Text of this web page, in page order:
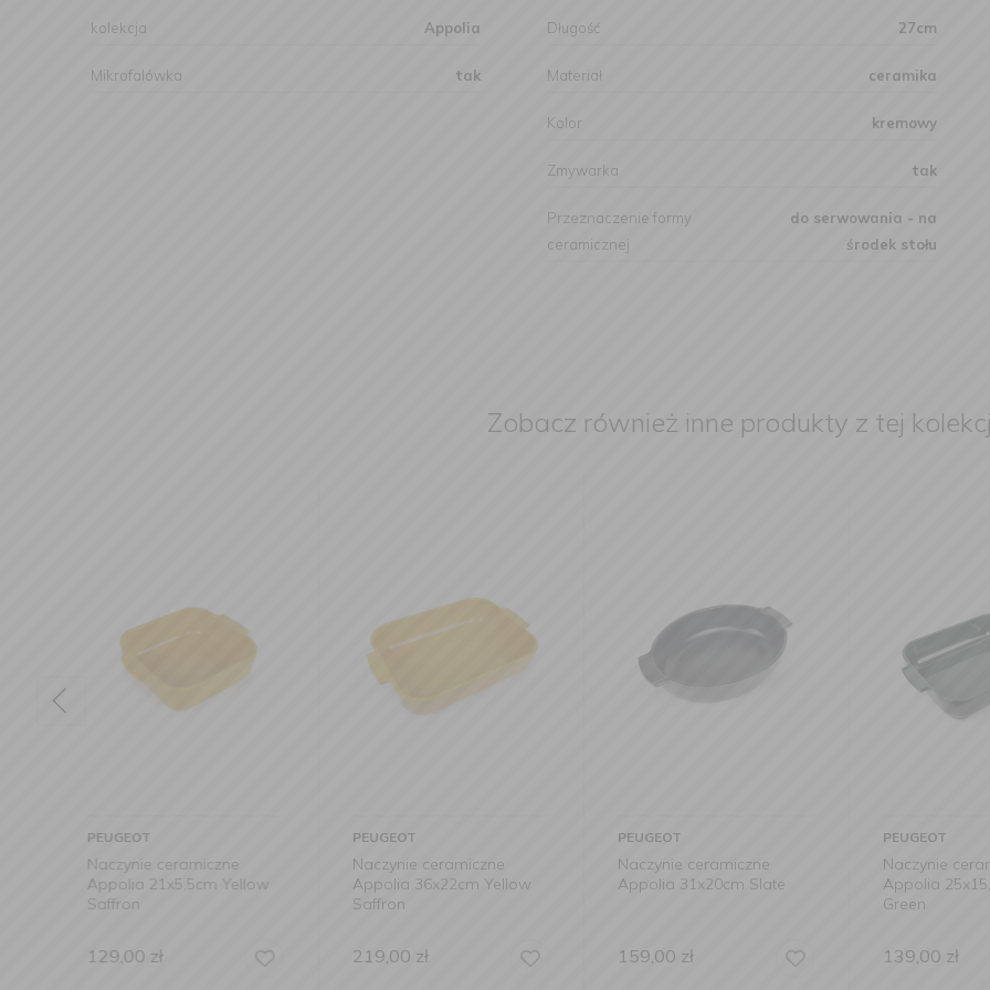
kolekcja Appolia
Mikrofalówka tak
Długość 27cm
Materiał ceramika
Kolor kremowy
Zmywarka tak
Przeznaczenie formy
ceramicznej
do serwowania - na
środek stołu
Zobacz również inne produkty z tej
PEUGEOT
Naczynie ceramiczne
Appolia 36x22cm Yellow
Saffron
219,00
PEUGEOT
Naczynie ceramiczne
Appolia 31x20cm Slate
159,00
PEUGEOT
Naczynie ceramiczne
Appolia 25x15,5cm Forest
139,00
PEUGEOT
Naczynie
Appolia
69,90